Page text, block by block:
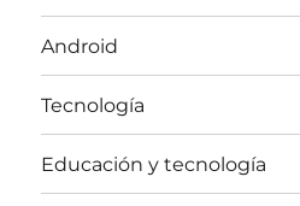
Android
Tecnología
Educación y tecnología